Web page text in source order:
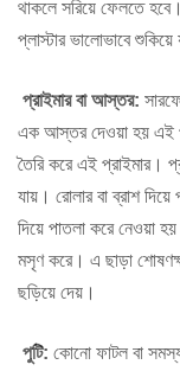
থাকলে সরিয়ে ফেলতে
প্লাস্টার ভালোভাবে শুকিয়ে
প্রাইমার বা আস্তর:
এক আস্তর দেওয়া হয় এই
তৈরি করে এই প্রাইমার।
যায়। রোলার বা ব্রাশ
দিয়ে পাতলা করে নেওয়া
মসৃণ করে। এ ছাড়া
ছড়িয়ে দেয়।
পুটি: কোনো ফাটল বা